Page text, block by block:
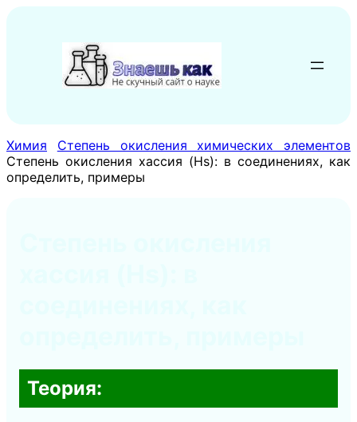
содержимому
Химия
Степень окисления химических элементов
Степень окисления хассия (Hs): в соединениях, как
определить, примеры
Теория: